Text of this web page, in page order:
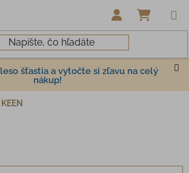
šťastia a vytočte si zľavu na celý
nákup!
KEEN